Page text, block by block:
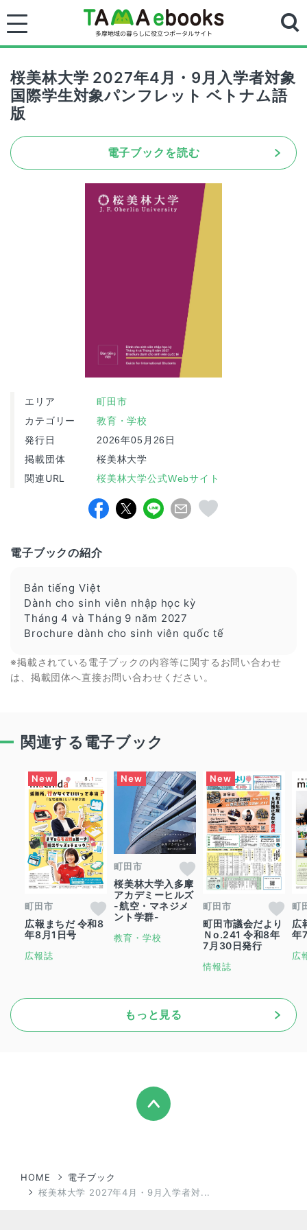
桜美林大学 2027年4月・9月入学者対象
国際学生対象パンフレット ベトナム語
版
電子ブックを読む
エリア 町田市
カテゴリー 教育・学校
発行日 2026年05月26日
掲載団体 桜美林大学
関連URL 桜美林大学公式Webサイト
電子ブックの紹介
Bản tiếng Việt
Dành cho sinh viên nhập học kỳ
Tháng 4 và Tháng 9 năm 2027
Brochure dành cho sinh viên quốc tế
※掲載されている電子ブックの内容等に関するお問い合わせ
は、掲載団体へ直接お問い合わせください。
関連する電子ブック
町田市
広報まちだ 令和8
年8月1日号
広報誌
町田市
桜美林大学入多摩
アカデミーヒルズ
-航空・マネジメ
ント学群-
教育・学校
町田市
町田市議会だより
Ｎo.241 令和8年
7月30日発行
情報誌
町
広
年
広
もっと見る
HOME
電子ブック
桜美林大学 2027年4月・9月入学者対...